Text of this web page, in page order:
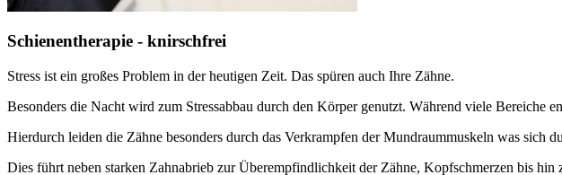
Schienentherapie - knirschfrei
Stress ist ein großes Problem in der heutigen Zeit. Das spüren auch Ihre Zähne.
Besonders die Nacht wird zum Stressabbau durch den Körper genutzt. Während viele Bereiche
Hierdurch leiden die Zähne besonders durch das Verkrampfen der Mundraummuskeln was sich
Dies führt neben starken Zahnabrieb zur Überempfindlichkeit der Zähne, Kopfschmerzen bis hin